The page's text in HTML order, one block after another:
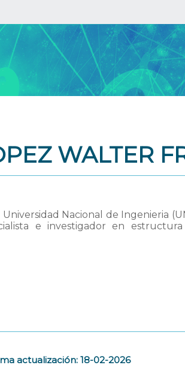
WALTER
Nacional de Ingenieria
e investigador en
actualización: 18-02-2026